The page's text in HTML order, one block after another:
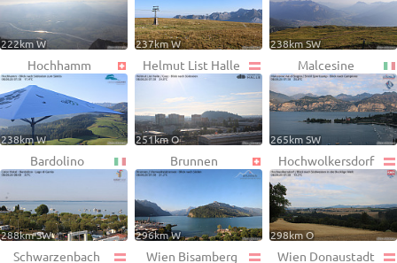
222km W 237km W 238km SW
Hochhamm
238km W
Helmut List Halle
251km O
Malcesine
265km SW
Bardolino
288km SW
Brunnen
296km W
Hochwolkersdorf
298km O
Schwarzenbach Wien Bisamberg Wien Donaustadt